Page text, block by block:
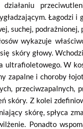
Łagodzi i
suchej, podrażnionej,
wykazuje
skóry głowy.
ultrafioletowego. W
zapalne i choroby
przeciwzapalnych,
skóry. Z kolei
skórę, spłyca
Ponadto